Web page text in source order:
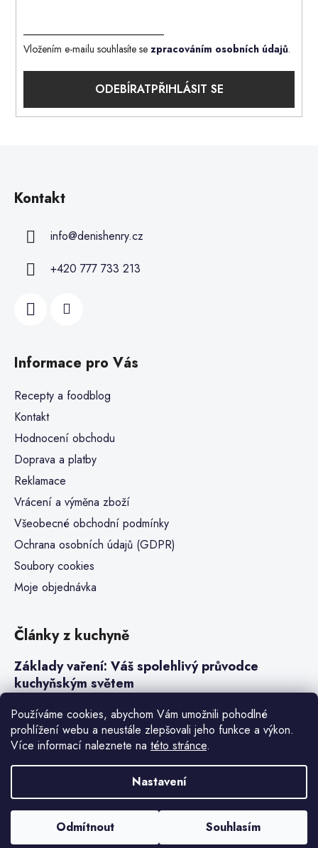
Používáme cookies, abychom Vám umožnili pohodlné
prohlížení webu a neustále zlepšovali jeho funkce a výkon.
Více informací naleznete na této stránce.
Nastavení
Odmítnout Souhlasím
Vložením e-mailu souhlasíte se zpracováním osobních údajů.
PŘIHLÁSIT SE
Kontakt
info@denishenry.cz
+420 777 733 213
Informace pro Vás
Recepty a foodblog
Kontakt
Hodnocení obchodu
Doprava a platby
Reklamace
Vrácení a výměna zboží
Všeobecné obchodní podmínky
Ochrana osobních údajů (GDPR)
Soubory cookies
Moje objednávka
Články z kuchyně
Základy vaření: Váš spolehlivý průvodce
kuchyňským světem
Steaky a sous-vide vaření
Jak vařit v tlakovém hrnci neboli papiňáku
Vytvořil Shoptet Premium
Copyright 2026Denis Henry . Všechna práva vyhrazena.